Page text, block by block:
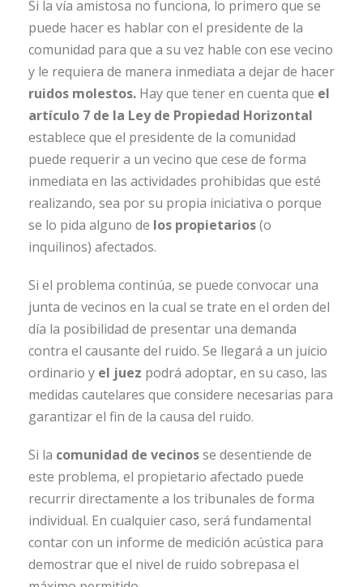
Si la vía amistosa no funciona, lo primero que se
puede hacer es hablar con el presidente de la
comunidad para que a su vez hable con ese vecino
y le requiera de manera inmediata a dejar de hacer
ruidos molestos. Hay que tener en cuenta que el
artículo 7 de la Ley de Propiedad Horizontal
establece que el presidente de la comunidad
puede requerir a un vecino que cese de forma
inmediata en las actividades prohibidas que esté
realizando, sea por su propia iniciativa o porque
se lo pida alguno de los propietarios(o
inquilinos) afectados.
Si el problema continúa, se puede convocar una
junta de vecinos en la cual se trate en el orden del
día la posibilidad de presentar una demanda
contra el causante del ruido. Se llegará a un juicio
ordinario y el juez podrá adoptar, en su caso, las
medidas cautelares que considere necesarias para
garantizar el fin de la causa del ruido.
Si la comunidad de vecinosse desentiende de
este problema, el propietario afectado puede
recurrir directamente a los tribunales de forma
individual. En cualquier caso, será fundamental
contar con un informe de medición acústica para
demostrar que el nivel de ruido sobrepasa el